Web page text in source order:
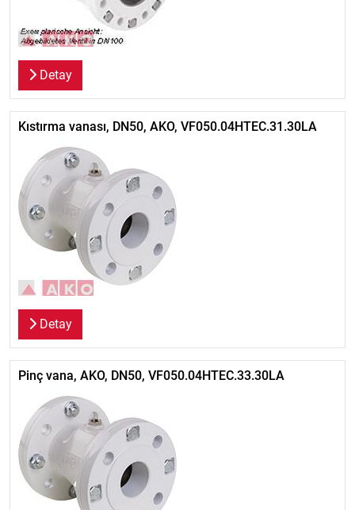
Detay
Kıstırma vanası, DN50, AKO, VF050.04HTEC.31.30LA
Detay
Pinç vana, AKO, DN50, VF050.04HTEC.33.30LA